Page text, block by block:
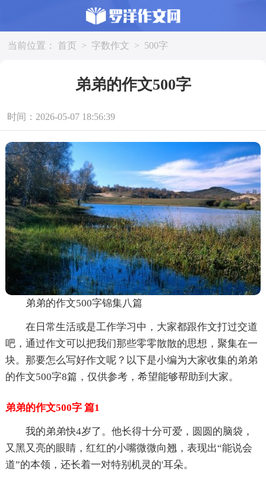
当前位置： 首页 > 字数作文 > 500字
弟弟的作文500字
时间：2026-05-07 18:56:39
弟弟的作文500字锦集八篇
在日常生活或是工作学习中，大家都跟作文打过交道
吧，通过作文可以把我们那些零零散散的思想，聚集在一
块。那要怎么写好作文呢？以下是小编为大家收集的弟弟
的作文500字8篇，仅供参考，希望能够帮助到大家。
弟弟的作文500字 篇1
我的弟弟快4岁了。他长得十分可爱，圆圆的脑袋，
又黑又亮的眼睛，红红的小嘴微微向翘，表现出“能说会
道”的本领，还长着一对特别机灵的'耳朵。